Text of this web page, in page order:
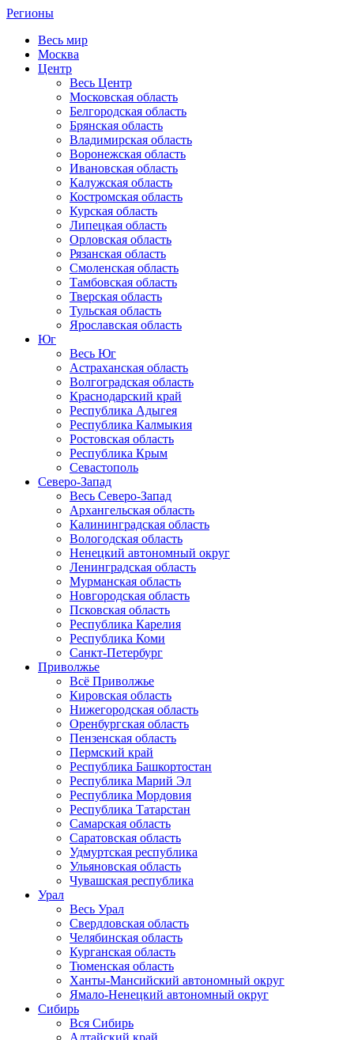
Регионы
Весь мир
Москва
Центр
Весь Центр
Московская область
Белгородская область
Брянская область
Владимирская область
Воронежская область
Ивановская область
Калужская область
Костромская область
Курская область
Липецкая область
Орловская область
Рязанская область
Смоленская область
Тамбовская область
Тверская область
Тульская область
Ярославская область
Юг
Весь Юг
Астраханская область
Волгоградская область
Краснодарский край
Республика Адыгея
Республика Калмыкия
Ростовская область
Республика Крым
Севастополь
Северо-Запад
Весь Северо-Запад
Архангельская область
Калининградская область
Вологодская область
Ненецкий автономный округ
Ленинградская область
Мурманская область
Новгородская область
Псковская область
Республика Карелия
Республика Коми
Санкт-Петербург
Приволжье
Всё Приволжье
Кировская область
Нижегородская область
Оренбургская область
Пензенская область
Пермский край
Республика Башкортостан
Республика Марий Эл
Республика Мордовия
Республика Татарстан
Самарская область
Саратовская область
Удмуртская республика
Ульяновская область
Чувашская республика
Урал
Весь Урал
Свердловская область
Челябинская область
Курганская область
Тюменская область
Ханты-Мансийский автономный округ
Ямало-Ненецкий автономный округ
Сибирь
Вся Сибирь
Алтайский край